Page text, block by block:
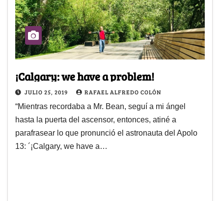
¡Calgary: we have a problem!
JULIO 25, 2019 RAFAEL ALFREDO COLÓN
“Mientras recordaba a Mr. Bean, seguí a mi ángel
hasta la puerta del ascensor, entonces, atiné a
parafrasear lo que pronunció el astronauta del Apolo
13: ´¡Calgary, we have a…